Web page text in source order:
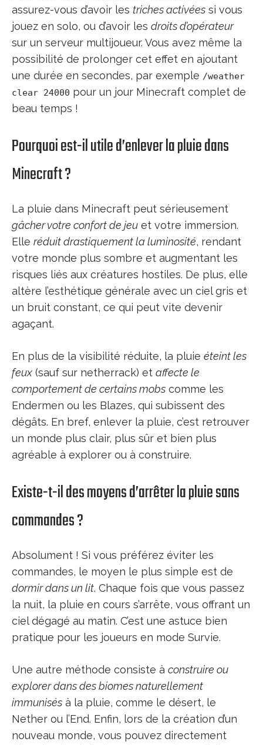
assurez-vous d’avoir les triches activées si vous
jouez en solo, ou d’avoir les droits d’opérateur
sur un serveur multijoueur. Vous avez même la
possibilité de prolonger cet effet en ajoutant
une durée en secondes, par exemple /weather
clear 24000 pour un jour Minecraft complet de
beau temps !
Pourquoi est-il utile d’enlever la pluie dans
Minecraft ?
La pluie dans Minecraft peut sérieusement
gâcher votre confort de jeu et votre immersion.
Elle réduit drastiquement la luminosité, rendant
votre monde plus sombre et augmentant les
risques liés aux créatures hostiles. De plus, elle
altère l’esthétique générale avec un ciel gris et
un bruit constant, ce qui peut vite devenir
agaçant.
En plus de la visibilité réduite, la pluie éteint les
feux (sauf sur netherrack) et affecte le
comportement de certains mobs comme les
Endermen ou les Blazes, qui subissent des
dégâts. En bref, enlever la pluie, c’est retrouver
un monde plus clair, plus sûr et bien plus
agréable à explorer ou à construire.
Existe-t-il des moyens d’arrêter la pluie sans
commandes ?
Absolument ! Si vous préférez éviter les
commandes, le moyen le plus simple est de
dormir dans un lit. Chaque fois que vous passez
la nuit, la pluie en cours s’arrête, vous offrant un
ciel dégagé au matin. C’est une astuce bien
pratique pour les joueurs en mode Survie.
Une autre méthode consiste à construire ou
explorer dans des biomes naturellement
immunisés à la pluie, comme le désert, le
Nether ou l’End. Enfin, lors de la création d’un
nouveau monde, vous pouvez directement